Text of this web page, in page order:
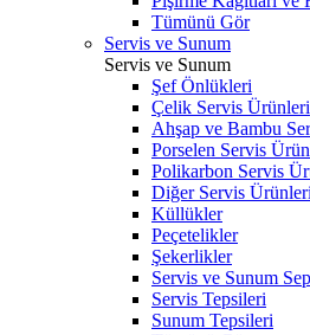
Tümünü Gör
Servis ve Sunum
Servis ve Sunum
Şef Önlükleri
Çelik Servis Ürünleri
Ahşap ve Bambu
Porselen Servis
Polikarbon Servis
Diğer Servis Ürünleri
Küllükler
Peçetelikler
Şekerlikler
Servis ve Sunum
Servis Tepsileri
Sunum Tepsileri